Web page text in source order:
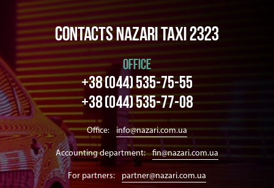
Contacts Nazari taxi 2323
OFFICE
+38 (044) 535-75-55
+38 (044) 535-77-08
Office: info@nazari.com.ua
Accounting department: fin@nazari.com.ua
For partners: partner@nazari.com.ua